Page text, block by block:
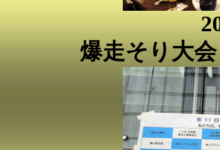
爆走そり大